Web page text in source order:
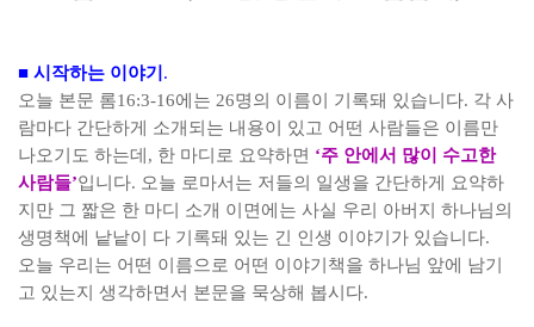
■ 시작하는 이야기 .
오늘 본문 롬16:3-16에는 26명의 이름이 기록돼 있습니다. 각 사
람마다 간단하게 소개되는 내용이 있고 어떤 사람들은 이름만
나오기도 하는데 , 한 마디로 요약하면 ‘주 안에서 많이 수고한
사람들’입니다. 오늘 로마서는 저들의 일생을 간단하게 요약하
지만 그 짧은 한 마디 소개 이면에는 사실 우리 아버지 하나님의
생명책에 낱낱이 다 기록돼 있는 긴 인생 이야기가 있습니다.
오늘 우리는 어떤 이름으로 어떤 이야기책을 하나님 앞에 남기
고 있는지 생각하면서 본문을 묵상해 봅시다.